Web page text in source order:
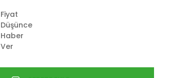
Fiyat
Düşünce
Haber
Ver